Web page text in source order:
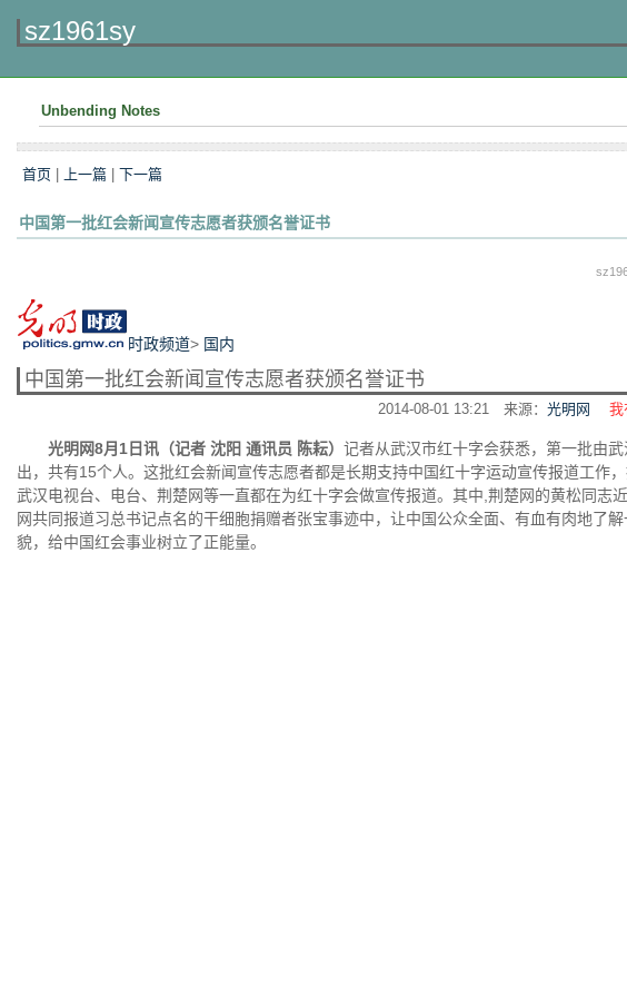
sz1961sy
Unbending Notes
首页 上一篇 下一篇
中国第一批红会新闻宣传志愿者获颁名誉证书
时政频道> 国内
中国第一批红会新闻宣传志愿者获颁名誉证书
2014-08-01 13:21 来源：光明网 我
光明网8月1日讯（记者 沈阳 通讯员 陈耘） 记者从武汉市红十字会获悉，第一批由
出，共有15个人。这批红会新闻宣传志愿者都是长期支持中国红十字运动宣传报道工作
武汉电视台、电台、荆楚网等一直都在为红十字会做宣传报道。其中,荆楚网的黄松同志
网共同报道习总书记点名的干细胞捐赠者张宝事迹中，让中国公众全面、有血有肉地了
貌，给中国红会事业树立了正能量。